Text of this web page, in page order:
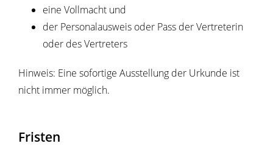
eine Vollmacht und
der Personalausweis oder Pass der Vertreterin
oder des Vertreters
Hinweis: Eine sofortige Ausstellung der Urkunde ist
nicht immer möglich.
Fristen